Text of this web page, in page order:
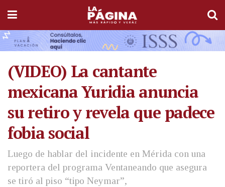
(VIDEO) La cantante
mexicana Yuridia anuncia
su retiro y revela que padece
fobia social
Luego de hablar del incidente en Mérida con una
reportera del programa Ventaneando que asegura
se tiró al piso “tipo Neymar”,